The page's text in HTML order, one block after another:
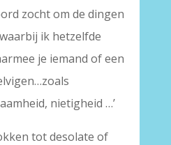
zocht om de dingen
ik hetzelfde
je iemand of een
nietigheid …’
tot desolate of